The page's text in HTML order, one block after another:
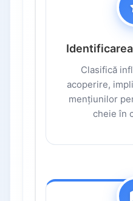
Clasifică
acoperire,
mențiunilor
cheie în